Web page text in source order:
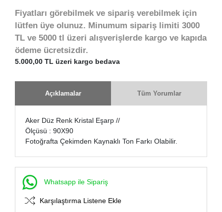
Fiyatları görebilmek ve sipariş verebilmek için
lütfen üye olunuz. Minumum sipariş limiti 3000
TL ve 5000 tl üzeri alışverişlerde kargo ve kapıda
ödeme ücretsizdir.
5.000,00 TL üzeri kargo bedava
Açıklamalar Tüm Yorumlar
Aker Düz Renk Kristal Eşarp //
Ölçüsü : 90X90
Fotoğrafta Çekimden Kaynaklı Ton Farkı Olabilir.
Whatsapp ile Sipariş
Karşılaştırma Listene Ekle